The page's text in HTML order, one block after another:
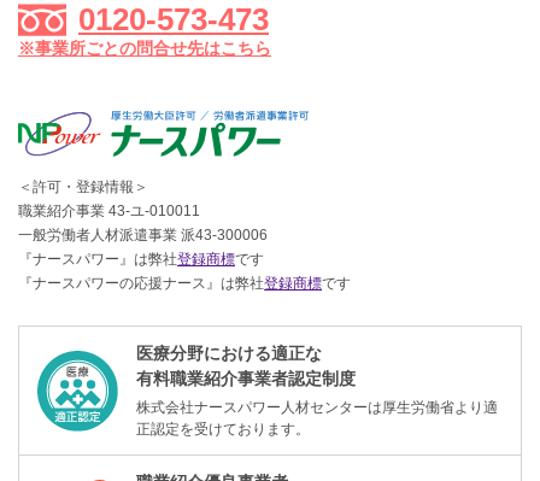
0120-573-473
※事業所ごとの問合せ先はこちら
＜許可・登録情報＞
職業紹介事業 43-ユ-010011
一般労働者人材派遣事業 派43-300006
『ナースパワー』は弊社登録商標です
『ナースパワーの応援ナース』は弊社登録商標です
医療分野における適正な
有料職業紹介事業者認定制度
株式会社ナースパワー人材センターは厚生労働省より適
正認定を受けております。